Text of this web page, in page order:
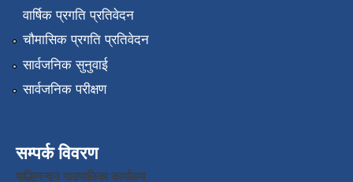
वार्षिक प्रगति प्रतिवेदन
चौमासिक प्रगति प्रतिवेदन
सार्वजनिक सुनुवाई
सार्वजनिक परीक्षण
सम्पर्क विवरण
पाल्हिनन्दन गाउपालिका कार्यालय